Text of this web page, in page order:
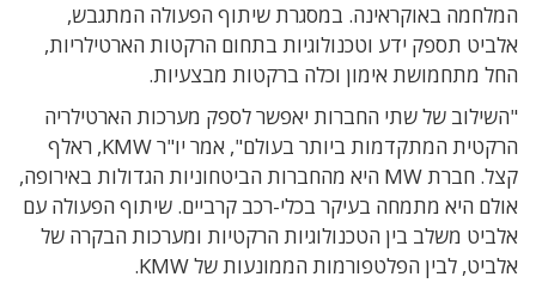
המלחמה באוקראינה. במסגרת שיתוף הפעולה המתגבש,
אלביט תספק ידע וטכנולוגיות בתחום הרקטות הארטילריות,
החל מתחמושת אימון וכלה ברקטות מבצעיות.
"השילוב של שתי החברות יאפשר לספק מערכות הארטילריה
הרקטית המתקדמות ביותר בעולם", אמר יו"ר KMW, ראלף
קצל. חברת MW היא מהחברות הביטחוניות הגדולות באירופה,
אולם היא מתמחה בעיקר בכלי-רכב קרביים. שיתוף הפעולה עם
אלביט משלב בין הטכנולוגיות הרקטיות ומערכות הבקרה של
אלביט, לבין הפלטפורמות הממונעות של KMW.